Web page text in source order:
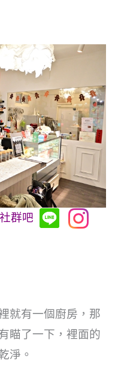
群吧
就有一個廚房，那
瞄了一下，裡面的
淨。